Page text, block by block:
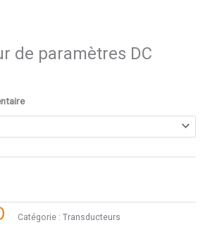
de paramètres DC
Catégorie : Transducteurs